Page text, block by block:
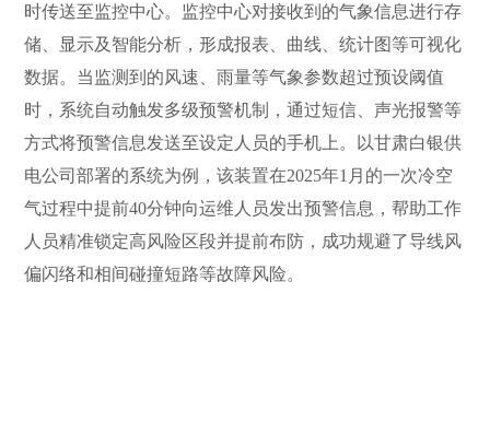
时传送至监控中心。监控中心对接收到的气象信息进行存
储、显示及智能分析，形成报表、曲线、统计图等可视化
数据。当监测到的风速、雨量等气象参数超过预设阈值
时，系统自动触发多级预警机制，通过短信、声光报警等
方式将预警信息发送至设定人员的手机上。以甘肃白银供
电公司部署的系统为例，该装置在2025年1月的一次冷空
气过程中提前40分钟向运维人员发出预警信息，帮助工作
人员精准锁定高风险区段并提前布防，成功规避了导线风
偏闪络和相间碰撞短路等故障风险。